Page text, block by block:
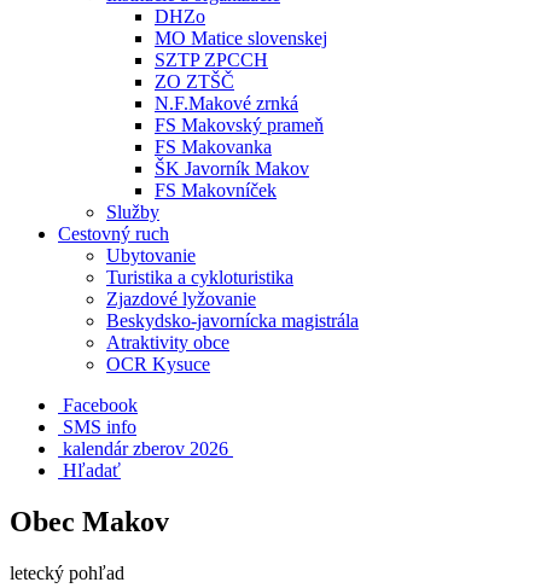
DHZo
MO Matice slovenskej
SZTP ZPCCH
ZO ZTŠČ
N.F.Makové zrnká
FS Makovský prameň
FS Makovanka
ŠK Javorník Makov
FS Makovníček
Služby
Cestovný ruch
Ubytovanie
Turistika a cykloturistika
Zjazdové lyžovanie
Beskydsko-javornícka magistrála
Atraktivity obce
OCR Kysuce
Facebook
SMS info
​ kalendár zberov 2026
Hľadať
Obec Makov
letecký pohľad